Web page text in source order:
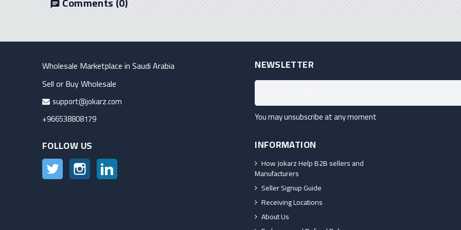
chat
Wholesale Marketplace in Saudi Arabia
Sell or Buy Wholesale
support@jokarz.com
+966538808179
FOLLOW US
Twitter Instagram
NEWSLETTER
You may unsubscribe at any moment
INFORMATION
How Jokarz Help B2B sellers and
Manufacturers
Seller Signup Guide
Receiving Locations
About Us